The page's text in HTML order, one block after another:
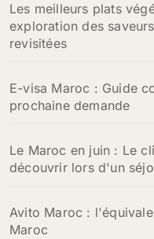
Les meilleurs plats
exploration des
revisitées
E-visa Maroc : Guide
prochaine demande
Le Maroc en juin : Le
découvrir lors d'un
Avito Maroc :
Maroc